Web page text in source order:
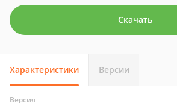
Скачать
Характеристики Версии
Версия